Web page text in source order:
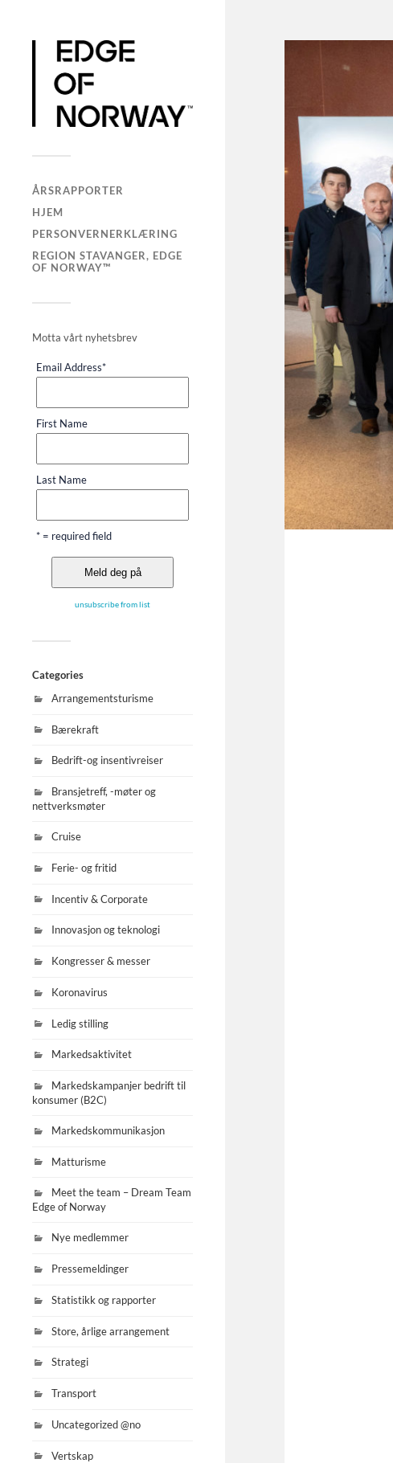
ÅRSRAPPORTER
HJEM
PERSONVERNERKLÆRING
REGION STAVANGER, EDGE
OF NORWAY™
Motta vårt nyhetsbrev
Email Address*
First Name
Last Name
* = required field
unsubscribe from list
Categories
Arrangementsturisme
Bærekraft
Bedrift-og insentivreiser
Bransjetreff, -møter og
nettverksmøter
Cruise
Ferie- og fritid
Incentiv & Corporate
Innovasjon og teknologi
Kongresser & messer
Koronavirus
Ledig stilling
Markedsaktivitet
Markedskampanjer bedrift til
konsumer (B2C)
Markedskommunikasjon
Matturisme
Meet the team – Dream Team
Edge of Norway
Nye medlemmer
Pressemeldinger
Statistikk og rapporter
Store, årlige arrangement
Strategi
Transport
Uncategorized @no
Vertskap